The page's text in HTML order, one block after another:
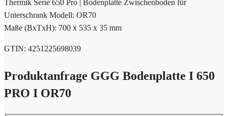
Thermik Serie 650 Pro | Bodenplatte Zwischenboden für
Unterschrank Modell: OR70
Maße (BxTxH): 700 x 535 x 35 mm
GTIN: 4251225698039
Produktanfrage GGG Bodenplatte I 650
PRO I OR70